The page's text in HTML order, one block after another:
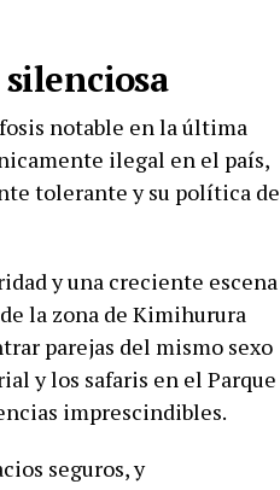
notable en la última
ilegal en el país,
tolerante y su política de
y una creciente escena
la zona de Kimihurura
parejas del mismo sexo
y los safaris en el Parque
imprescindibles.
seguros, y